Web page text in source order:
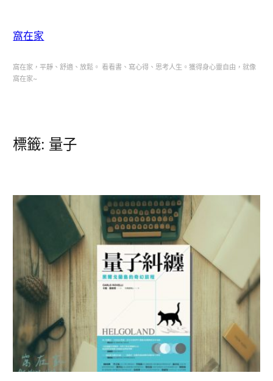
至
要
內
窩在家
窩在家，平靜、舒適、放鬆。 看看書、寫心得、思考人生。獲得身心靈自由，就像
窩在家~
標籤: 量子